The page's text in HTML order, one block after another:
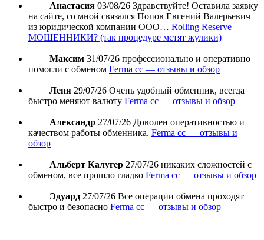
Анастасия 03/08/26 Здравствуйте! Оставила заявку
на сайте, со мной связался Попов Евгений Валерьевич
из юридической компании ООО… Rolling Reserve –
МОШЕННИКИ? (так процедуре мстят жулики)
Максим 31/07/26 профессионально и оперативно
помогли с обменом Ferma cc — отзывы и обзор
Леня 29/07/26 Очень удобный обменник, всегда
быстро меняют валюту Ferma cc — отзывы и обзор
Александр 27/07/26 Доволен оперативностью и
качеством работы обменника. Ferma cc — отзывы и
обзор
Альберт Калугер 27/07/26 никаких сложностей с
обменом, все прошло гладко Ferma cc — отзывы и обзор
Эдуард 27/07/26 Все операции обмена проходят
быстро и безопасно Ferma cc — отзывы и обзор